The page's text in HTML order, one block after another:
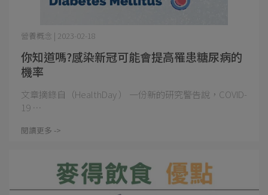
你知道嗎?感染新冠可能會提高罹患糖尿病的
機率
營養概念 | 2023-02-18
文章摘錄自（HealthDay ） 一份新的研究警告說，COVID-
19 ⋯
閱讀更多 ->